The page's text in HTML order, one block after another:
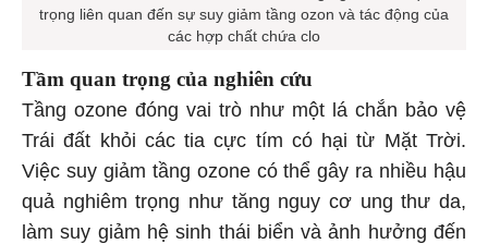
trọng liên quan đến sự suy giảm tầng ozon và tác động của
các hợp chất chứa clo
Tầm quan trọng của nghiên cứu
Tầng ozone đóng vai trò như một lá chắn bảo vệ
Trái đất khỏi các tia cực tím có hại từ Mặt Trời.
Việc suy giảm tầng ozone có thể gây ra nhiều hậu
quả nghiêm trọng như tăng nguy cơ ung thư da,
làm suy giảm hệ sinh thái biển và ảnh hưởng đến